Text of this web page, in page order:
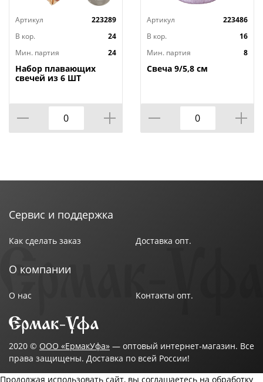
Артикул
223289
В кор.
24
Мин. партия
24
Набор плавающих
свечей из 6 ШТ
Артикул
223486
В кор.
16
Мин. партия
8
Свеча 9/5,8 см
Сервис и поддержка
Как сделать заказ Доставка опт.
О компании
О нас Контакты опт.
2020 © ООО «ЕрмакУфа» — оптовый интернет-магазин. Все
права защищены. Доставка по всей России!
Продолжая использовать сайт, вы соглашаетесь на обработку